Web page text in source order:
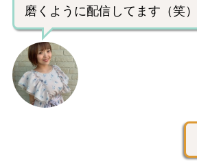
磨くように配信してます（笑）